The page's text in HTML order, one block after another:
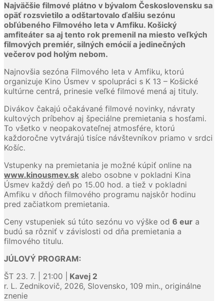
Najväčšie filmové plátno v bývalom Československu sa
opäť rozsvietilo a odštartovalo ďalšiu sezónu
obľúbeného Filmového leta v Amfiku. Košický
amfiteáter sa aj tento rok premenil na miesto veľkých
filmových premiér, silných emócií a jedinečných
večerov pod holým nebom.
Najnovšia sezóna Filmového leta v Amfiku, ktorú
organizuje Kino Úsmev v spolupráci s K 13 – Košické
kultúrne centrá, prinesie veľké filmové mená aj tituly.
Divákov čakajú očakávané filmové novinky, návraty
kultových príbehov aj špeciálne premietania s hosťami.
To všetko v neopakovateľnej atmosfére, ktorú
každoročne vytvárajú tisíce návštevníkov priamo v srdci
Košíc.
Vstupenky na premietania je možné kúpiť online na
www.kinousmev.sk alebo osobne v pokladni Kina
Úsmev každý deň po 15.00 hod. a tiež v pokladni
Amfiku v dňoch filmového programu najskôr hodinu
pred začiatkom premietania.
Ceny vstupeniek sú túto sezónu vo výške od 6 eur a
budú sa rôzniť v závislosti od dňa premietania a
filmového titulu.
JÚLOVÝ PROGRAM:
ŠT 23. 7. | 21:00 |
Kavej 2
r. L. Zednikovič, 2026, Slovensko, 109 min., originálne
znenie